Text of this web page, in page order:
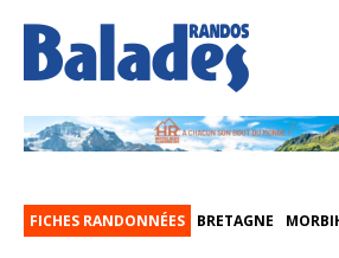
FICHES RANDONNÉES BRETAGNE